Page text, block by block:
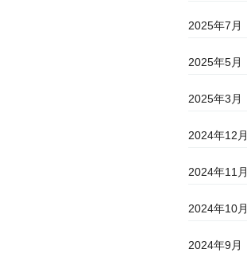
2025年7月
2025年5月
2025年3月
2024年12月
2024年11月
2024年10月
2024年9月